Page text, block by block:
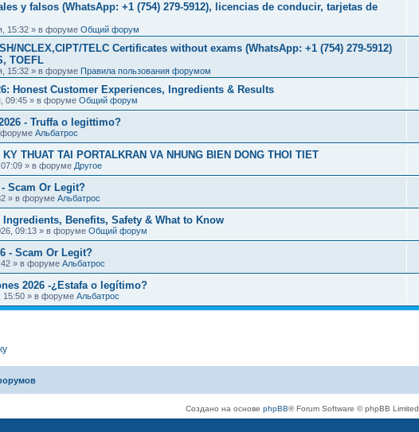
y falsos (WhatsApp: +1 (754) 279-5912), licencias de conducir, tarjetas de
15:32 » в форуме Общий форум
NCLEX,CIPT/TELC Certificates without exams (WhatsApp: +1 (754) 279-5912)
TOEFL
15:32 » в форуме Правила пользования форумом
Honest Customer Experiences, Ingredients & Results
09:45 » в форуме Общий форум
- Truffa o legittimo?
Альбатрос
THUAT TAI PORTALKRAN VA NHUNG BIEN DONG THOI TIET
» в форуме Другое
Scam Or Legit?
» в форуме Альбатрос
Benefits, Safety & What to Know
09:13 » в форуме Общий форум
- Scam Or Legit?
» в форуме Альбатрос
2026 -¿Estafa o legítimo?
15:50 » в форуме Альбатрос
Создано на основе phpBB® Forum Software © phpBB Limited